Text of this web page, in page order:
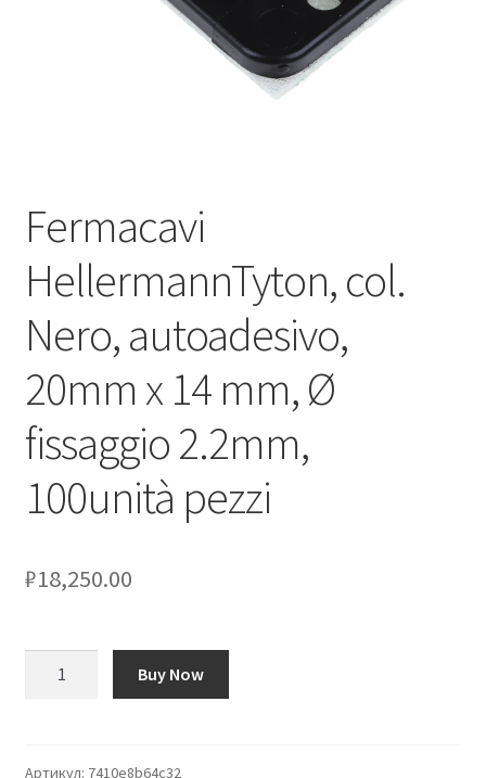
Подтверждение заказа
Fermacavi
HellermannTyton, col.
Nero, autoadesivo,
20mm x 14 mm, Ø
fissaggio 2.2mm,
100unità pezzi
₽18,250.00
col.
Buy Now
Артикул: 7410e8b64c32